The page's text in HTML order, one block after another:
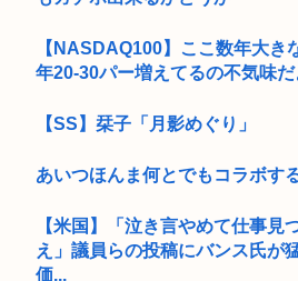
【NASDAQ100】ここ数年大き
年20-30パー増えてるの不気味
【SS】栞子「月影めぐり」
あいつほんま何とでもコラボす
【米国】「泣き言やめて仕事見
え」議員らの投稿にバンス氏が
価...